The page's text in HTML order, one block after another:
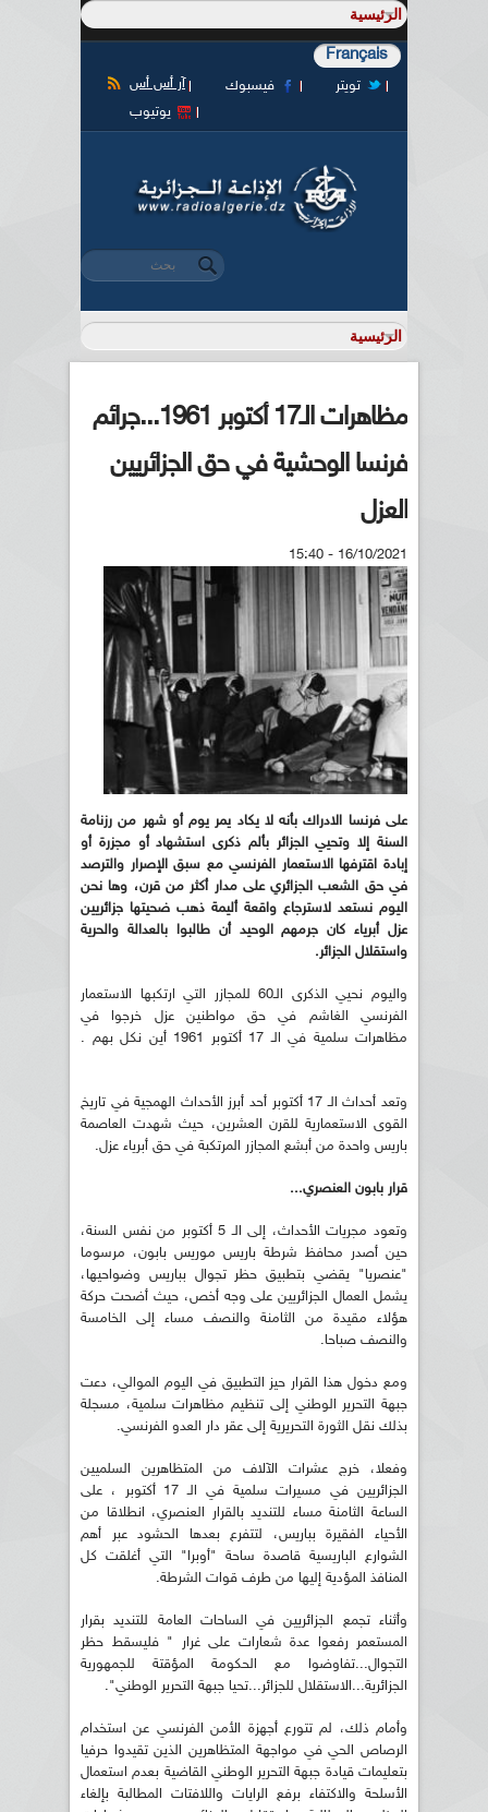
Français
آر أس أس فيسبوك
تويتر
يوتيوب
استمارة البحث
‏بحث ‏
مظاهرات الـ17 أكتوبر 1961...جرائم
فرنسا الوحشية في حق الجزائريين
العزل
16/10/2021 - 15:40
على فرنسا الادراك بأنه لا يكاد يمر يوم أو شهر من رزنامة
السنة إلا وتحيي الجزائر بألم ذكرى استشهاد أو مجزرة أو
إبادة اقترفها الاستعمار الفرنسي مع سبق الإصرار والترصد
في حق الشعب الجزائري على مدار أكثر من قرن، وها نحن
اليوم نستعد لاسترجاع واقعة أليمة ذهب ضحيتها جزائريين
عزل أبرياء كان جرمهم الوحيد أن طالبوا بالعدالة والحرية
واستقلال الجزائر.
واليوم نحيي الذكرى الـ60 للمجازر التي ارتكبها الاستعمار
الفرنسي الغاشم في حق مواطنين عزل خرجوا في
مظاهرات سلمية في الـ 17 أكتوبر 1961 أين نكل بهم .
وتعد أحداث الـ 17 أكتوبر أحد أبرز الأحداث الهمجية في تاريخ
القوى الاستعمارية للقرن العشرين، حيث شهدت العاصمة
باريس واحدة من أبشع المجازر المرتكبة في حق أبرياء عزل.
قرار بابون العنصري...
وتعود مجريات الأحداث، إلى الـ 5 أكتوبر من نفس السنة،
حين أصدر محافظ شرطة باريس موريس بابون، مرسوما
"عنصريا" يقضي بتطبيق حظر تجوال بباريس وضواحيها،
يشمل العمال الجزائريين على وجه أخص، حيث أضحت حركة
هؤلاء مقيدة من الثامنة والنصف مساء إلى الخامسة
والنصف صباحا.
ومع دخول هذا القرار حيز التطبيق في اليوم الموالي، دعت
جبهة التحرير الوطني إلى تنظيم مظاهرات سلمية، مسجلة
بذلك نقل الثورة التحريرية إلى عقر دار العدو الفرنسي.
وفعلا، خرج عشرات الآلاف من المتظاهرين السلميين
الجزائريين في مسيرات سلمية في الـ 17 أكتوبر ، على
الساعة الثامنة مساء للتنديد بالقرار العنصري، انطلاقا من
الأحياء الفقيرة بباريس، لتتفرع بعدها الحشود عبر أهم
الشوارع الباريسية قاصدة ساحة "أوبرا" التي أغلقت كل
المنافذ المؤدية إليها من طرف قوات الشرطة.
وأثناء تجمع الجزائريين في الساحات العامة للتنديد بقرار
المستعمر رفعوا عدة شعارات على غرار " فليسقط حظر
التجوال...تفاوضوا مع الحكومة المؤقتة للجمهورية
الجزائرية...الاستقلال للجزائر...تحيا جبهة التحرير الوطني".
وأمام ذلك، لم تتورع أجهزة الأمن الفرنسي عن استخدام
الرصاص الحي في مواجهة المتظاهرين الذين تقيدوا حرفيا
بتعليمات قيادة جبهة التحرير الوطني القاضية بعدم استعمال
الأسلحة والاكتفاء برفع الرايات واللافتات المطالبة بإلغاء